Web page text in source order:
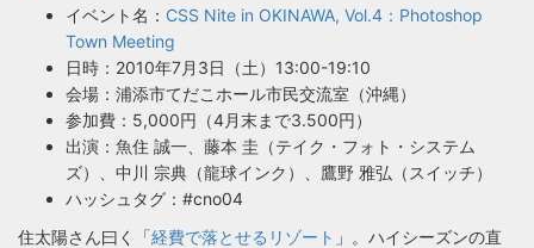
イベント名： CSS Nite in OKINAWA, Vol.4：Photoshop
Town Meeting
日時：2010年7月3日（土）13:00-19:10
会場：浦添市てだこホール市民交流室（沖縄）
参加費：5,000円（4月末まで3.500円）
出演：魚住 誠一、藤本 圭（テイク・フォト・システム
ズ）、中川 宗典（龍球インク）、鷹野 雅弘（スイッチ）
ハッシュタグ：#cno04
住太陽さん曰く「経費で落とせるリゾート 」。ハイシーズンの直